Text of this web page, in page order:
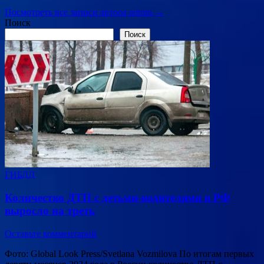
Посмотреть все записи автора admin →
Поиск
Поиск
ГИБДД
Количество ДТП с детьми-водителями в РФ
выросло на треть
Оставьте комментарий
Фото: Global Look Press/Svetlana Vozmilova По итогам первых